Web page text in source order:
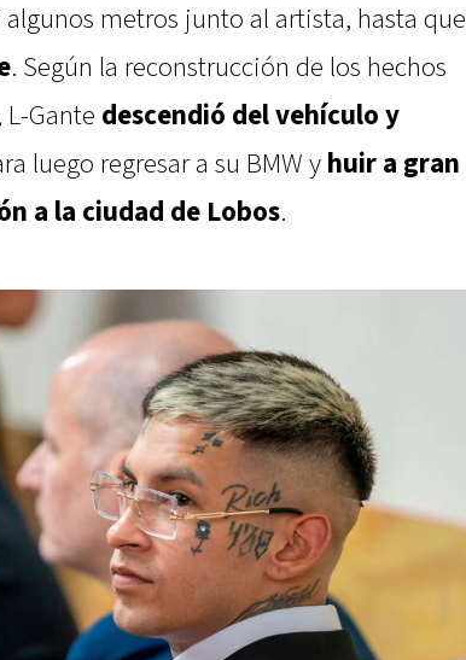
metros junto al artista, hasta que
. Según la reconstrucción de los hechos
Gante descendió del vehículo y
luego regresar a su BMW y huir a gran
a la ciudad de Lobos.